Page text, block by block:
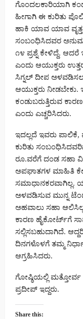
ಗೊಂದಲಕಾರಿಯಾಗಿ
ಹೀಗಾಗಿ ಈ ಕುರಿತು
ಹಾಕಿ ಯಾವ ಯಾವ
ಸಂಬಂಧಿಸಿದವರ
೧೪ ಪ್ರಶ್ನೆ ಕೇಳಿದ್ದೆ.
ಎಂದು ಆಯುಕ್ತರು
ಸಿಗ್ನಲ್ ದೀಪ
ಆಯುಕ್ತರು ನೀಡಬೇಕು.
ಕಂಡುಬರುತ್ತಿರುವ
ಎಂದು ಎಚ್ಚರಿಸಿದರು.
ಇದಲ್ಲದೆ ಇವರು
ಕುರಿತು
ರೂ.ವರೆಗೆ ದಂಡ ಸಹಾ
ಅಪಘಾತಗಳ ಮಾಹಿತಿ
ಸಮಾಧಾನಕರವಾಗಿಲ್ಲ.
ಅಳವಡಿಸುವ ಮುನ್ನ
ಅಹವಾಲು ಸಹಾ
ಕಾರಣ ಹೈಕೋರ್ಟ್‌ಗೆ
ಸಲ್ಲಿಸಬಹುದಾಗಿದೆ.
ದಿನಗಳೊಳಗೆ ತಮ್ಮ
ಆಗ್ರಹಿಸಿದರು.
ಗೋಷ್ಠಿಯಲ್ಲಿ
ಪ್ರದೀಪ್ ಇದ್ದರು.
Share this: